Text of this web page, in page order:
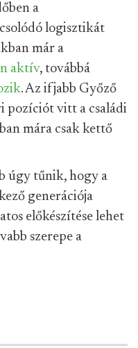
a
logisztikát
már a
aktív, továbbá
. Az ifjabb Győző
pozíciót vitt a családi
mára csak kettő
úgy tűnik, hogy a
generációja
előkészítése lehet
szerepe a